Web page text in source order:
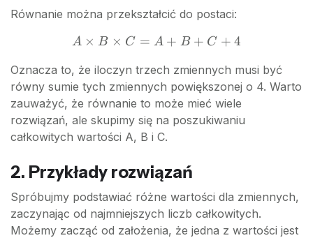
Równanie można przekształcić do postaci:
A
B
\times
C = A
+ B +
C + 4
A × B × C = A + B + C + 4
Oznacza to, że iloczyn trzech zmiennych musi być
równy sumie tych zmiennych powiększonej o 4. Warto
zauważyć, że równanie to może mieć wiele
rozwiązań, ale skupimy się na poszukiwaniu
całkowitych wartości A, B i C.
2. Przykłady rozwiązań
Spróbujmy podstawiać różne wartości dla zmiennych,
zaczynając od najmniejszych liczb całkowitych.
Możemy zacząć od założenia, że jedna z wartości jest